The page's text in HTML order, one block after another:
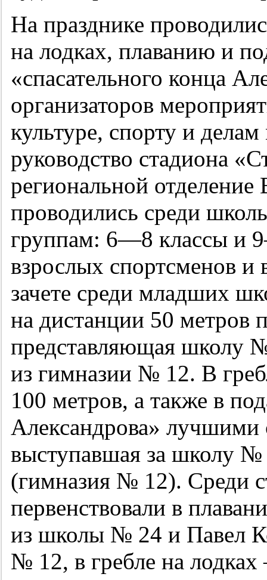
На празднике
на лодках, плаванию и
«спасательного конца
организаторов
культуре, спорту и
руководство стадиона
региональной
проводились среди
группам: 6—8 классы и
взрослых спортсменов и
зачете среди младших
на дистанции 50 метров
представляющая школу
из гимназии № 12. В
100 метров, а также в
Александрова» лучшими
выступавшая за школу
(гимназия № 12). Среди
первенствовали в
из школы № 24 и Павел
№ 12, в гребле на